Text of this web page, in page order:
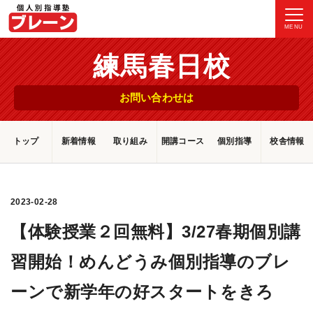
MENU
練馬春日校
お問い合わせは
トップ 新着情報 取り組み 開講コース 個別指導 校舎情報
2023-02-28
【体験授業２回無料】3/27春期個別講
習開始！めんどうみ個別指導のブレ
ーンで新学年の好スタートをきろ